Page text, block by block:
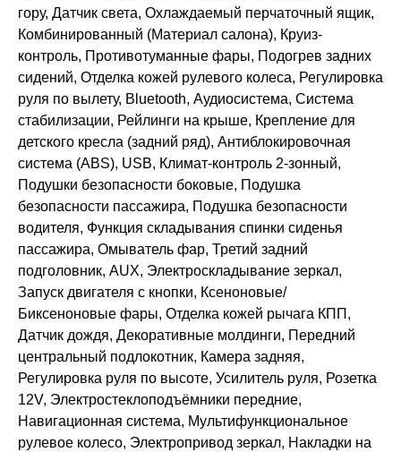
гору, Датчик света, Охлаждаемый перчаточный ящик,
Комбинированный (Материал салона), Круиз-
контроль, Противотуманные фары, Подогрев задних
сидений, Отделка кожей рулевого колеса, Регулировка
руля по вылету, Bluetooth, Аудиосистема, Система
стабилизации, Рейлинги на крыше, Крепление для
детского кресла (задний ряд), Антиблокировочная
система (ABS), USB, Климат-контроль 2-зонный,
Подушки безопасности боковые, Подушка
безопасности пассажира, Подушка безопасности
водителя, Функция складывания спинки сиденья
пассажира, Омыватель фар, Третий задний
подголовник, AUX, Электроскладывание зеркал,
Запуск двигателя с кнопки, Ксеноновые/
Биксеноновые фары, Отделка кожей рычага КПП,
Датчик дождя, Декоративные молдинги, Передний
центральный подлокотник, Камера задняя,
Регулировка руля по высоте, Усилитель руля, Розетка
12V, Электростеклоподъёмники передние,
Навигационная система, Мультифункциональное
рулевое колесо, Электропривод зеркал, Накладки на